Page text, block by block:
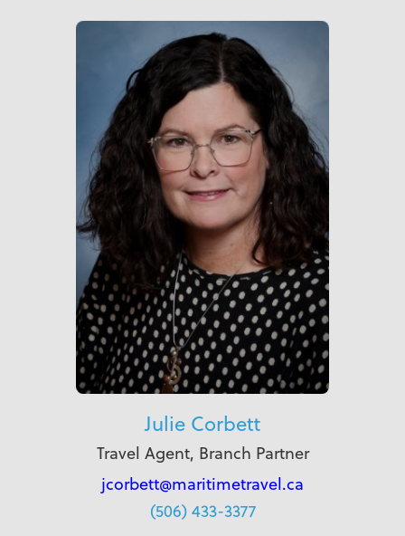
Julie Corbett
Travel Agent, Branch Partner
jcorbett@maritimetravel.ca
(506) 433-3377